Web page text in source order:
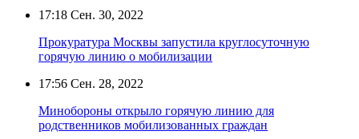
17:18 Сен. 30, 2022
Прокуратура Москвы запустила круглосуточную
горячую линию о мобилизации
17:56 Сен. 28, 2022
Минобороны открыло горячую линию для
родственников мобилизованных граждан